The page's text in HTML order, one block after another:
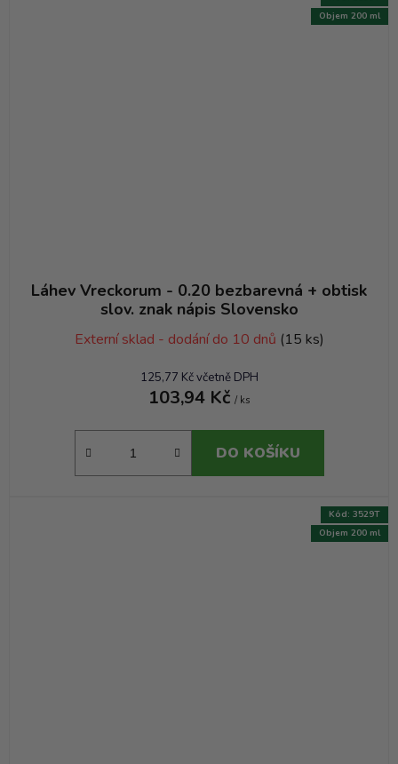
Láhev Vreckorum - 0.20 bezbarevná + obtisk
slov. znak nápis Slovensko
Externí sklad - dodání do 10 dnů (15 ks)
125,77 Kč včetně DPH
103,94 Kč / ks
DO KOŠÍKU
Objem 200 ml
Objem 200 ml
Kód: 3529T